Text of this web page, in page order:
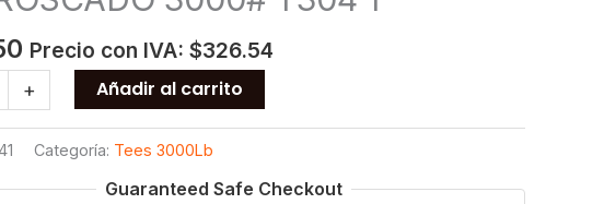
Precio con IVA: $326.54
+ Añadir al carrito
Categoría: Tees 3000Lb
Guaranteed Safe Checkout